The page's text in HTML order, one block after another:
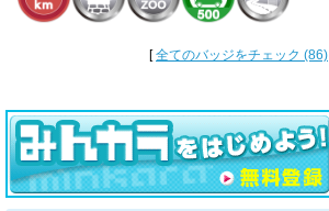
[全てのバッジをチェック (86)